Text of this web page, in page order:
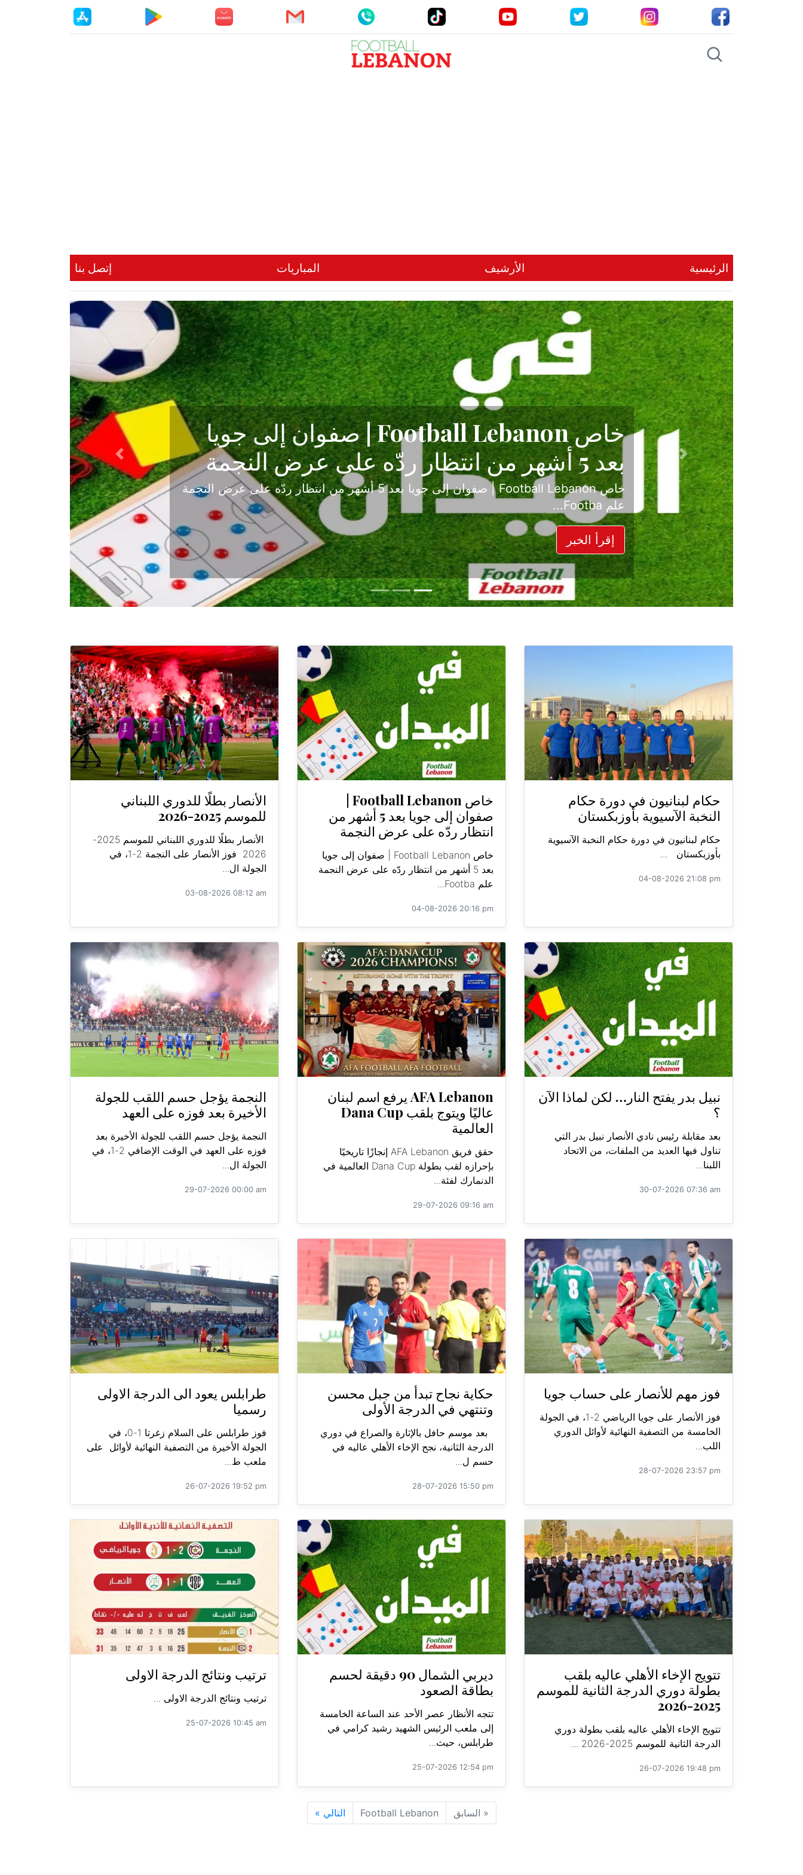
الرئيسية الأرشيف المباريات إتصل بنا
حكاية نجاح تبدأ من جبل محسن وتنتهي في
الدرجة الأولى
بعد موسم حافل بالإثارة والصراع في دوري الدرجة الثانية، نجح الإخاء الأهلي عاليه في
حسم ل...
إقرأ الخبر
Previous
Next
حكام لبنانيون في دورة حكام
النخبة الآسيوية بأوزبكستان
حكام لبنانيون في دورة حكام النخبة الآسيوية
بأوزبكستان ...
04-08-2026 21:08 pm
صفوان إلى جويا بعد 5 أشهر من
انتظار ردّه على عرض النجمة
خاص Football Lebanon | صفوان إلى جويا
بعد 5 أشهر من انتظار ردّه على عرض النجمة
علم Footba...
04-08-2026 20:16 pm
الأنصار بطلًا للدوري اللبناني
للموسم 2025-2026
الأنصار بطلًا للدوري اللبناني للموسم 2025-
2026 فوز الأنصار على النجمة 2-1، في
الجولة ال...
03-08-2026 08:12 am
نبيل بدر يفتح النار… لكن لماذا الآن
؟
بعد مقابلة رئيس نادي الأنصار نبيل بدر التي
تناول فيها العديد من الملفات، من الاتحاد
اللبنا...
30-07-2026 07:36 am
AFA Lebanon يرفع اسم لبنان
عاليًا ويتوج بلقب Dana Cup
العالمية
حقق فريق AFA Lebanon إنجازًا تاريخيًا
بإحرازه لقب بطولة Dana Cup العالمية في
الدنمارك لفئة...
29-07-2026 09:16 am
النجمة يؤجل حسم اللقب للجولة
الأخيرة بعد فوزه على العهد
النجمة يؤجل حسم اللقب للجولة الأخيرة بعد
فوزه على العهد في الوقت الإضافي 2-1، في
الجولة ال...
29-07-2026 00:00 am
فوز مهم للأنصار على حساب جويا
فوز الأنصار على جويا الرياضي 2-1، في الجولة
الخامسة من التصفية النهائية لأوائل الدوري
اللب...
28-07-2026 23:57 pm
حكاية نجاح تبدأ من جبل محسن
وتنتهي في الدرجة الأولى
بعد موسم حافل بالإثارة والصراع في دوري
الدرجة الثانية، نجح الإخاء الأهلي عاليه في
حسم ل...
28-07-2026 15:50 pm
طرابلس يعود الى الدرجة الاولى
رسميا
فوز طرابلس على السلام زغرتا 1-0، في
الجولة الأخيرة من التصفية النهائية لأوائل على
ملعب ط...
26-07-2026 19:52 pm
تتويج الإخاء الأهلي عاليه بلقب
بطولة دوري الدرجة الثانية للموسم
2025-2026
تتويج الإخاء الأهلي عاليه بلقب بطولة دوري
الدرجة الثانية للموسم 2025-2026 ...
26-07-2026 19:48 pm
ديربي الشمال 90 دقيقة لحسم
بطاقة الصعود
تتجه الأنظار عصر الأحد عند الساعة الخامسة
إلى ملعب الرئيس الشهيد رشيد كرامي في
طرابلس، حيث...
25-07-2026 12:54 pm
ترتيب ونتائج الدرجة الاولى
ترتيب ونتائج الدرجة الاولى ...
25-07-2026 10:45 am
« السابق Football Lebanon التالي »